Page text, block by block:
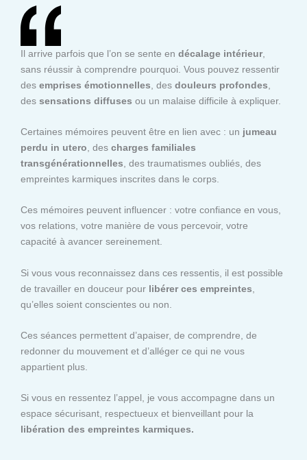
Il arrive parfois que l’on se sente en décalage intérieur,
sans réussir à comprendre pourquoi. Vous pouvez ressentir
des emprises émotionnelles , des douleurs profondes
des sensations diffuses ou un malaise difficile à expliquer.
Certaines mémoires peuvent être en lien avec : un jumeau
perdu in utero , des charges familiales
transgénérationnelles , des traumatismes oubliés, des
empreintes karmiques inscrites dans le corps.
Ces mémoires peuvent influencer : votre confiance en vous,
vos relations, votre manière de vous percevoir, votre
capacité à avancer sereinement.
Si vous vous reconnaissez dans ces ressentis, il est possible
de travailler en douceur pour libérer ces empreintes
qu’elles soient conscientes ou non.
Ces séances permettent d’apaiser, de comprendre, de
redonner du mouvement et d’alléger ce qui ne vous
appartient plus.
Si vous en ressentez l’appel, je vous accompagne dans un
espace sécurisant, respectueux et bienveillant pour la
libération des empreintes karmiques.